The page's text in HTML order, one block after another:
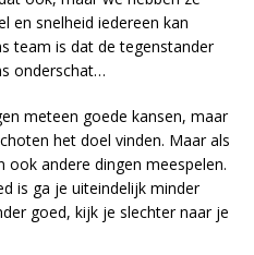
en snelheid iedereen kan
team is dat de tegenstander
onderschat…
meteen goede kansen, maar
het doel vinden. Maar als
andere dingen meespelen.
is ga je uiteindelijk minder
goed, kijk je slechter naar je